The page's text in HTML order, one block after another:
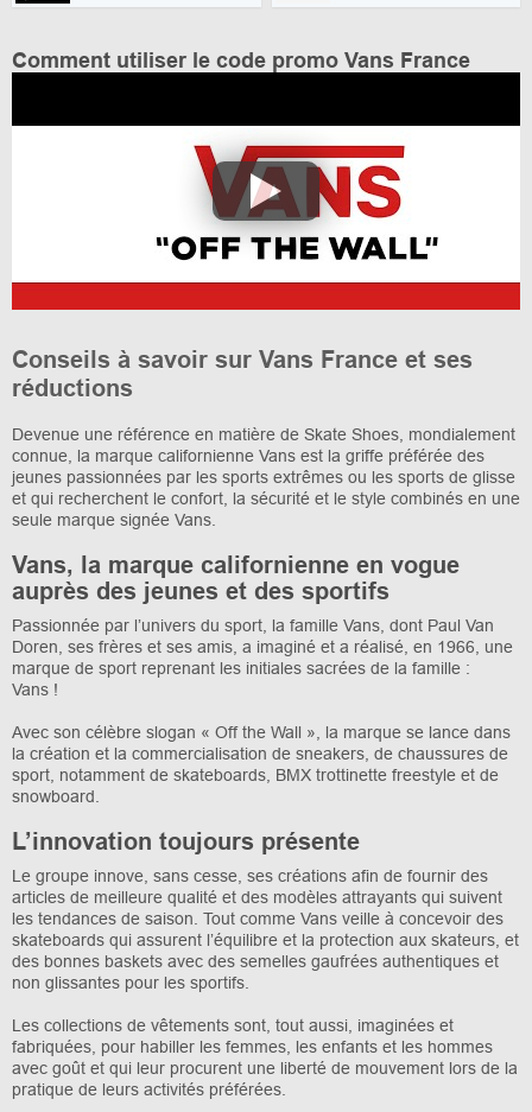
Comment utiliser le code promo Vans France
Conseils à savoir sur Vans France et ses
réductions
Devenue une référence en matière de Skate Shoes, mondialement
connue, la marque californienne Vans est la griffe préférée des
jeunes passionnées par les sports extrêmes ou les sports de glisse
et qui recherchent le confort, la sécurité et le style combinés en une
seule marque signée Vans.
Vans, la marque californienne en vogue
auprès des jeunes et des sportifs
Passionnée par l’univers du sport, la famille Vans, dont Paul Van
Doren, ses frères et ses amis, a imaginé et a réalisé, en 1966, une
marque de sport reprenant les initiales sacrées de la famille :
Vans !
Avec son célèbre slogan « Off the Wall », la marque se lance dans
la création et la commercialisation de sneakers, de chaussures de
sport, notamment de skateboards, BMX trottinette freestyle et de
snowboard.
L’innovation toujours présente
Le groupe innove, sans cesse, ses créations afin de fournir des
articles de meilleure qualité et des modèles attrayants qui suivent
les tendances de saison. Tout comme Vans veille à concevoir des
skateboards qui assurent l’équilibre et la protection aux skateurs, et
des bonnes baskets avec des semelles gaufrées authentiques et
non glissantes pour les sportifs.
Les collections de vêtements sont, tout aussi, imaginées et
fabriquées, pour habiller les femmes, les enfants et les hommes
avec goût et qui leur procurent une liberté de mouvement lors de la
pratique de leurs activités préférées.